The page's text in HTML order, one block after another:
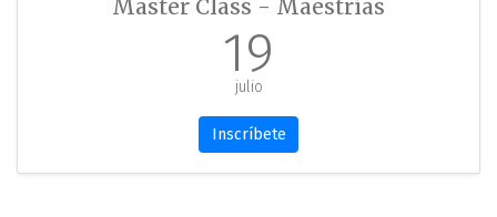
Master Class - Maestrías
19
julio
Inscríbete